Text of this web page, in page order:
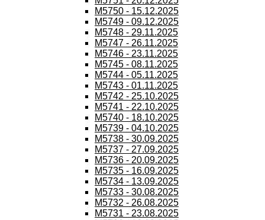
M5750 - 15.12.2025
M5749 - 09.12.2025
M5748 - 29.11.2025
M5747 - 26.11.2025
M5746 - 23.11.2025
M5745 - 08.11.2025
M5744 - 05.11.2025
M5743 - 01.11.2025
M5742 - 25.10.2025
M5741 - 22.10.2025
M5740 - 18.10.2025
M5739 - 04.10.2025
M5738 - 30.09.2025
M5737 - 27.09.2025
M5736 - 20.09.2025
M5735 - 16.09.2025
M5734 - 13.09.2025
M5733 - 30.08.2025
M5732 - 26.08.2025
M5731 - 23.08.2025